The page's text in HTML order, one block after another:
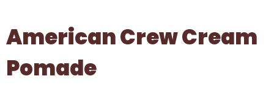
American Crew Cream
Pomade